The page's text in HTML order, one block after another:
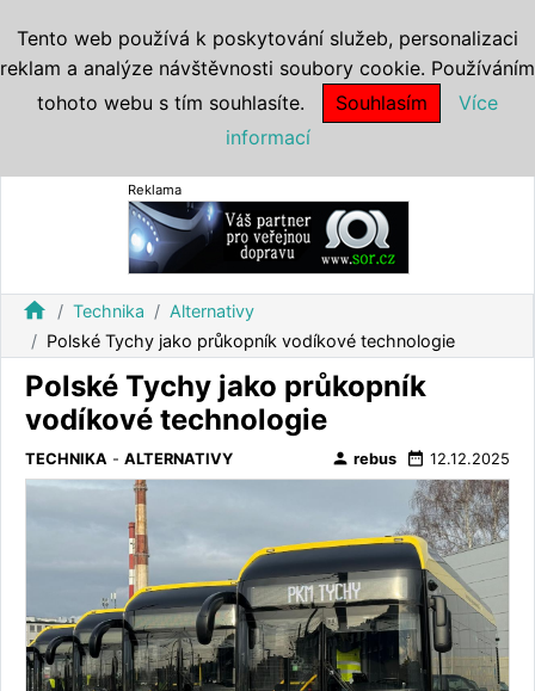
Reklama
home Technika
Alternativy
Polské Tychy jako průkopník vodíkové technologie
Polské Tychy jako průkopník
vodíkové technologie
TECHNIKA - ALTERNATIVY person rebus date_range 12.12.2025
Tento web používá k poskytování služeb, personalizaci
reklam a analýze návštěvnosti soubory cookie. Používáním
tohoto webu s tím souhlasíte.
Souhlasím
Více
informací